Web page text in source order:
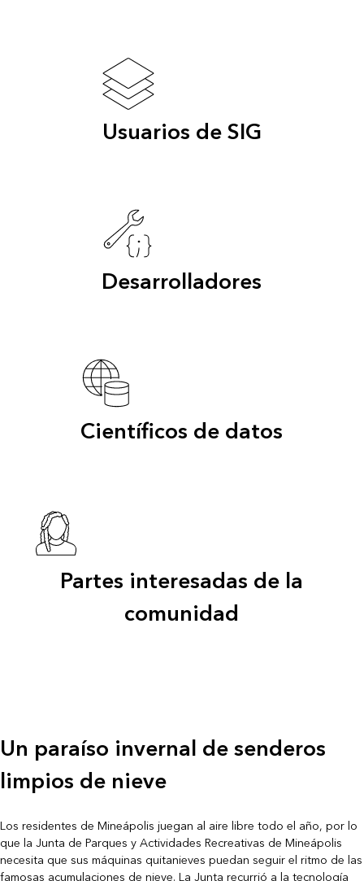
Usuarios de SIG
Desarrolladores
Científicos de datos
Partes interesadas de la
comunidad
Un paraíso invernal de senderos
limpios de nieve
Los residentes de Mineápolis juegan al aire libre todo el año, por lo
que la Junta de Parques y Actividades Recreativas de Mineápolis
necesita que sus máquinas quitanieves puedan seguir el ritmo de las